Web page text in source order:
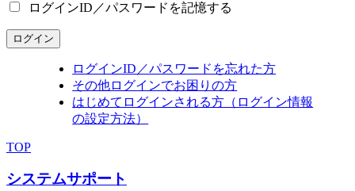
ログインID／パスワードを記憶する
ログイン
ログインID／パスワードを忘れた方
その他ログインでお困りの方
はじめてログインされる方（ログイン情報
の設定方法）
TOP
システムサポート